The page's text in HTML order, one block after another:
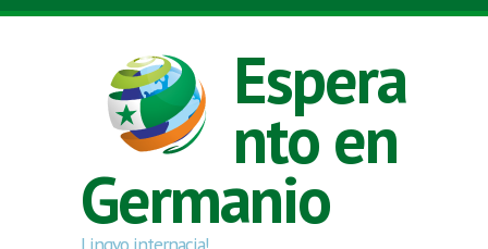
Skip to main content
Espera
nto en
Germanio